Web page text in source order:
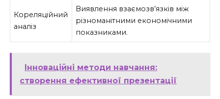
Кореляційний
аналіз
Виявлення взаємозв’язків між
різноманітними економічними
показниками.
Інноваційні методи навчання:
створення ефективної презентації